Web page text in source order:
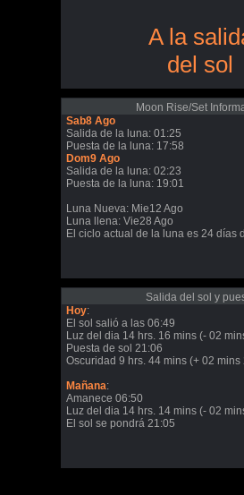
A la
del sol
Moon Rise/Set
Sab8 Ago
Salida de la luna: 01:25
Puesta de la luna: 17:58
Dom9 Ago
Salida de la luna: 02:23
Puesta de la luna: 19:01
Luna Nueva: Mie12 Ago
Luna llena: Vie28 Ago
El ciclo actual de la luna es 24 días
Salida del sol y
Hoy:
El sol salió a las 06:49
Luz del dia 14 hrs. 16 mins (- 02
Puesta de sol 21:06
Oscuridad 9 hrs. 44 mins (+ 02 mins
Mañana:
Amanece 06:50
Luz del dia 14 hrs. 14 mins (- 02
El sol se pondrá 21:05